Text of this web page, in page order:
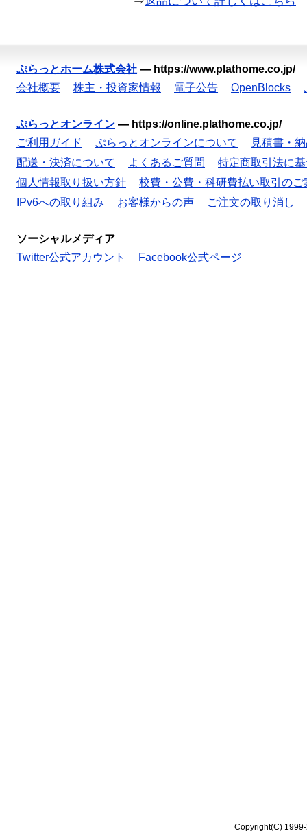
ぷらっとホーム株式会社 — https://www.plathome.co.jp/
会社概要
株主・投資家情報 電子公告 OpenBlocks
ぷらっとオンライン — https://online.plathome.co.jp/
ご利用ガイド
ぷらっとオンラインについて
見積書・
配送・決済について
よくあるご質問
特定商取引法に
個人情報取り扱い方針
校費・公費・科研費払い取引のご
IPv6への取り組み
お客様からの声 ご注文の取り消し
ソーシャルメディア
Twitter公式アカウント
Facebook公式ページ
Copyright(C)